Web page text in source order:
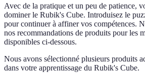
Avec de la pratique et un peu de patience,
dominer le Rubik's Cube. Introduisez le
pour continuer à affiner vos compétences.
nos recommandations de produits pour les
disponibles ci-dessous.
Nous avons sélectionné plusieurs produits
dans votre apprentissage du Rubik's Cube.